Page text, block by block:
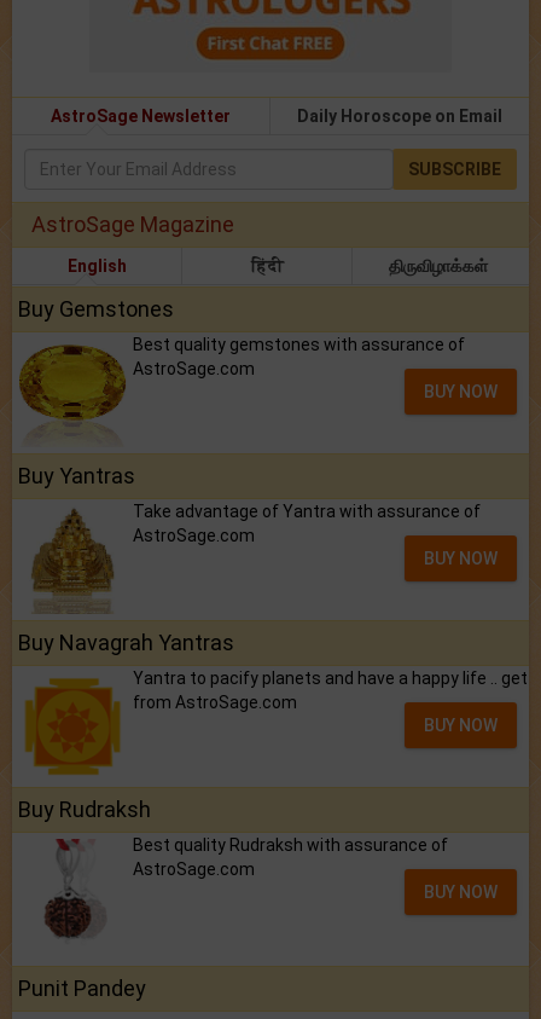
AstroSage Newsletter Daily Horoscope on Email
SUBSCRIBE
AstroSage Magazine
English हिंदी திருவிழாக்கள்
Buy Gemstones
Best quality gemstones with assurance of
AstroSage.com
BUY NOW
Buy Yantras
Take advantage of Yantra with assurance of
AstroSage.com
BUY NOW
Buy Navagrah Yantras
Yantra to pacify planets and have a happy life .. get
from AstroSage.com
BUY NOW
Buy Rudraksh
Best quality Rudraksh with assurance of
AstroSage.com
BUY NOW
Punit Pandey